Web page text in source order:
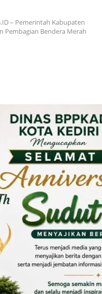
– Pemerintah Kabupaten
Pembagian Bendera Merah